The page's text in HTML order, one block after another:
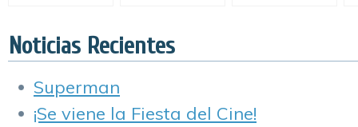
Noticias Recientes
Superman
¡Se viene la Fiesta del Cine!